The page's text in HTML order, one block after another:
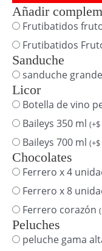
Añadir
Frutibatidos
Frutibatidos
Sanduche
sanduche grande
Licor
Botella de vino
Baileys 350 ml (+$
Baileys 700 ml (+$
Chocolates
Ferrero x 4
Ferrero x 8
Ferrero corazón (
Peluches
peluche gama